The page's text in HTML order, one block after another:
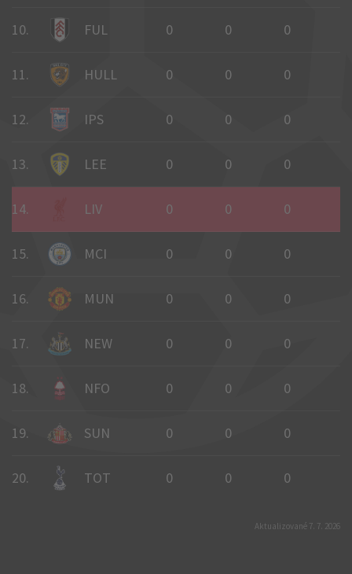
10. FUL 0 0 0
11. HULL 0 0 0
12. IPS 0 0 0
13. LEE 0 0 0
14. LIV 0 0 0
15. MCI 0 0 0
16. MUN 0 0 0
17. NEW 0 0 0
18. NFO 0 0 0
19. SUN 0 0 0
20. TOT 0 0 0
Aktualizované 7. 7. 2026